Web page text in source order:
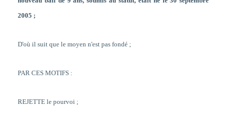
2005 ;
D'où il suit que le moyen n'est pas fondé ;
PAR CES MOTIFS :
REJETTE le pourvoi ;